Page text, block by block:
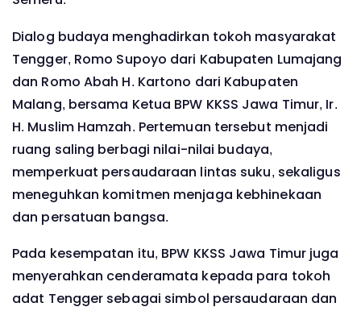
Dialog budaya menghadirkan tokoh masyarakat
Tengger, Romo Supoyo dari Kabupaten Lumajang
dan Romo Abah H. Kartono dari Kabupaten
Malang, bersama Ketua BPW KKSS Jawa Timur, Ir.
H. Muslim Hamzah. Pertemuan tersebut menjadi
ruang saling berbagi nilai-nilai budaya,
memperkuat persaudaraan lintas suku, sekaligus
meneguhkan komitmen menjaga kebhinekaan
dan persatuan bangsa.
Pada kesempatan itu, BPW KKSS Jawa Timur juga
menyerahkan cenderamata kepada para tokoh
adat Tengger sebagai simbol persaudaraan dan